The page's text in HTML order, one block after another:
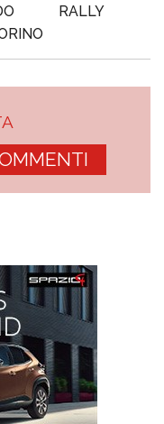
RALLY